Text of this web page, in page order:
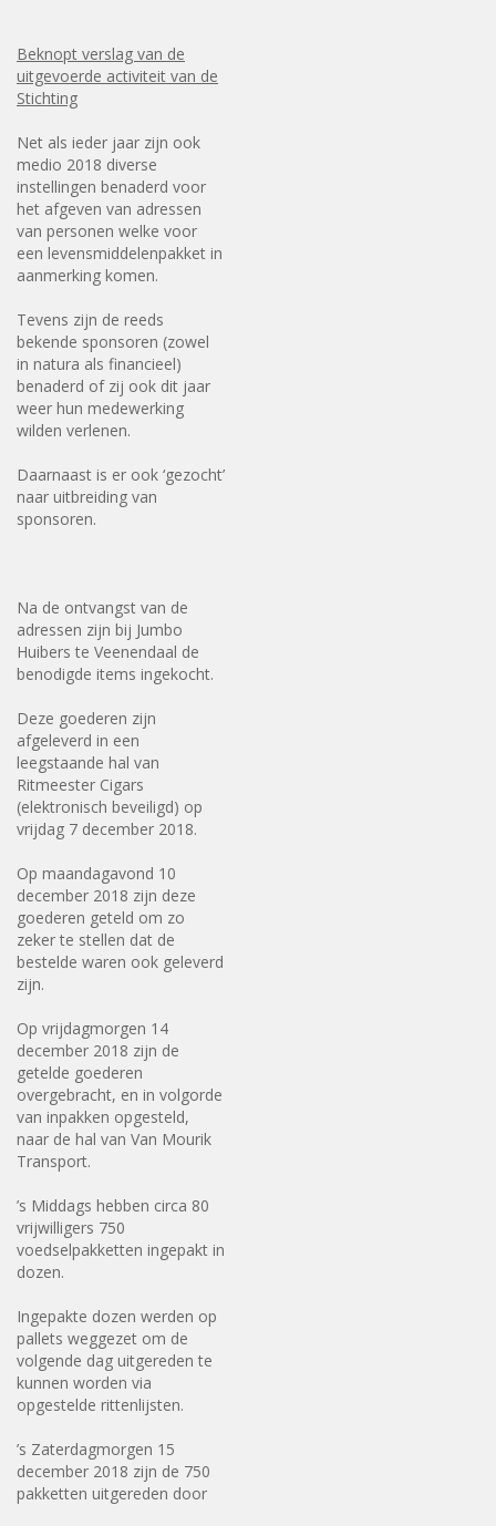
Beknopt verslag van de
uitgevoerde activiteit van de
Stichting
Net als ieder jaar zijn ook
medio 2018 diverse
instellingen benaderd voor
het afgeven van adressen
van personen welke voor
een levensmiddelenpakket in
aanmerking komen.
Tevens zijn de reeds
bekende sponsoren (zowel
in natura als financieel)
benaderd of zij ook dit jaar
weer hun medewerking
wilden verlenen.
Daarnaast is er ook ‘gezocht’
naar uitbreiding van
sponsoren.
Na de ontvangst van de
adressen zijn bij Jumbo
Huibers te Veenendaal de
benodigde items ingekocht.
Deze goederen zijn
afgeleverd in een
leegstaande hal van
Ritmeester Cigars
(elektronisch beveiligd) op
vrijdag 7 december 2018.
Op maandagavond 10
december 2018 zijn deze
goederen geteld om zo
zeker te stellen dat de
bestelde waren ook geleverd
zijn.
Op vrijdagmorgen 14
december 2018 zijn de
getelde goederen
overgebracht, en in volgorde
van inpakken opgesteld,
naar de hal van Van Mourik
Transport.
’s Middags hebben circa 80
vrijwilligers 750
voedselpakketten ingepakt in
dozen.
Ingepakte dozen werden op
pallets weggezet om de
volgende dag uitgereden te
kunnen worden via
opgestelde rittenlijsten.
’s Zaterdagmorgen 15
december 2018 zijn de 750
pakketten uitgereden door